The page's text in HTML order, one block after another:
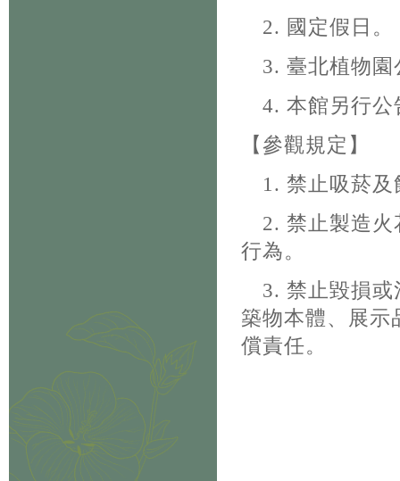
2. 國定假日。
3. 臺北植物園
4. 本館另行公
【參觀規定】
1. 禁止吸菸及
2. 禁止製造火
行為。
3. 禁止毀損或
築物本體、展示
償責任。